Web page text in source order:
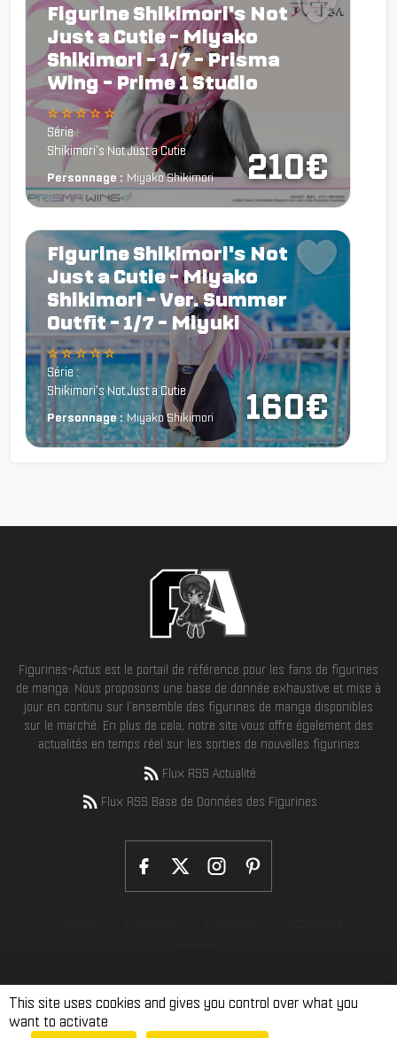
210€
Figurine Shikimori's Not
Just a Cutie - Miyako
Shikimori - 1/7 - Prisma
Wing - Prime 1 Studio
☆ ☆ ☆ ☆ ☆
Série :
Shikimori's Not Just a Cutie
Personnage : Miyako Shikimori
160€
Figurine Shikimori's Not
Just a Cutie - Miyako
Shikimori - Ver. Summer
Outfit - 1/7 - Miyuki
☆ ☆ ☆ ☆ ☆
Série :
Shikimori's Not Just a Cutie
Personnage : Miyako Shikimori
Figurines-Actus est le portail de référence pour les fans de figurines
de manga. Nous proposons une base de donnée exhaustive et mise à
jour en continu sur l'ensemble des figurines de manga disponibles
sur le marché. En plus de cela, notre site vous offre également des
actualités en temps réel sur les sorties de nouvelles figurines
Flux RSS Actualité
Flux RSS Base de Données des Figurines
This site uses cookies and gives you control over what you
want to activate